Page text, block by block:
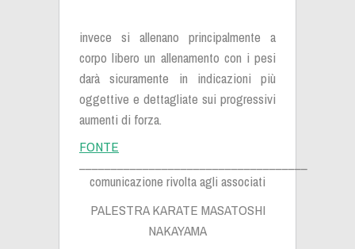
invece si allenano principalmente a
corpo libero un allenamento con i pesi
darà sicuramente in indicazioni più
oggettive e dettagliate sui progressivi
aumenti di forza.
FONTE
comunicazione rivolta agli associati
PALESTRA KARATE MASATOSHI
NAKAYAMA